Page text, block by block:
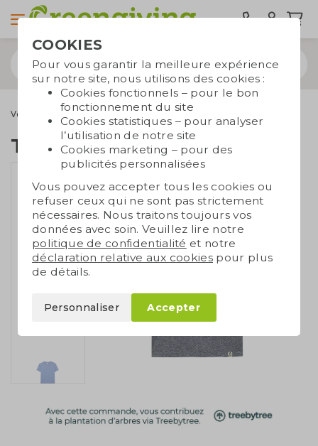
Vêtements durables T-shirts durables
T-shirt unisexe RPET
COOKIES
Pour vous garantir la meilleure expérience
sur notre site, nous utilisons des cookies :
Cookies fonctionnels – pour le bon
fonctionnement du site
Cookies statistiques – pour analyser
l’utilisation de notre site
Cookies marketing – pour des
publicités personnalisées
Vous pouvez accepter tous les cookies ou
refuser ceux qui ne sont pas strictement
nécessaires. Nous traitons toujours vos
données avec soin. Veuillez lire notre
politique de confidentialité et notre
déclaration relative aux cookies pour plus
de détails.
Personnaliser Accepter